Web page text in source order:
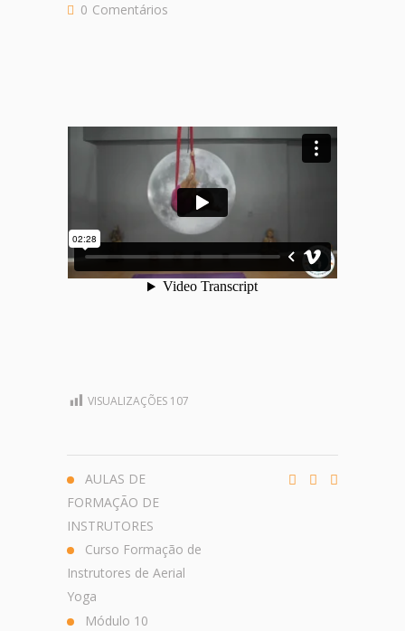
0 Comentários
VISUALIZAÇÕES 107
AULAS DE
FORMAÇÃO DE
INSTRUTORES
Curso Formação de
Instrutores de Aerial
Yoga
Módulo 10